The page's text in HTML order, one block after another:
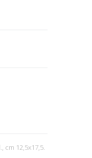
cm 12,5x17,5.